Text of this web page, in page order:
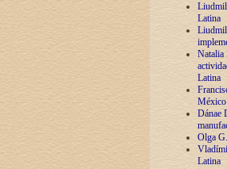
Latina
Natalia
Latina
México
Dánae
Olga
Latina